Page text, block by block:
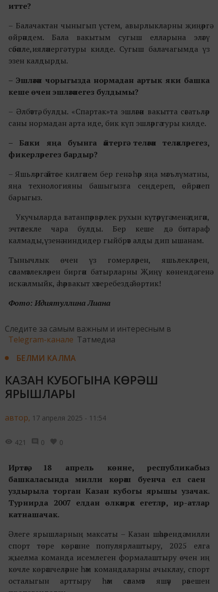
итте?
– Балачактан чыныгып үстем, авырлыкларны җиңәргә
өйрәндем. Бала вакытым сугыш елларына эләгү
сәбәпле,ияләнергә туры килде. Сугыш балачагымда үз
эзен калдырды.
– Эшләгән чорыгызда нормадан артык яки башка
кеше өчен эшләгәнегез булдымы?
– Әлбәттә, булды. «Спартак»та эшләгән вакытта сәгатьләр
саны нормадан арта иде, бик күп эшләргә туры килде.
– Бәлки яңа буынга әйтергә теләгән теләкләрегез,
фикерләрегез бардыр?
– Яшьләргә әйтәсе килгәнем бер генә: һәр яңа мәгълүматны,
яңа технологияны башыгызга сеңдереп, өйрәнеп
барыгыз.
Укучыларда ватанпәрвәрлек рухын күтәрүгә менә дигән,
эчтәлекле чара булды. Бер кеше дә битараф
калмады,үзенә ниндидер гыйбрәт алды дип ышанам.
Тынычлык өчен үз гомерләрен, яшьлекләрен,
сәламәтлекләрен биргән батырларны Җиңү көнендә генә
искә алмыйк, ә һәрвакыт хәтеребездә йөртик!
Фото: Идиятуллина Лиана
Следите за самым важным и интересным в
Telegram-канале Татмедиа
БЕЛМИ КАЛМА
КАЗАН КУБОГЫНА КӨРӘШ
ЯРЫШЛАРЫ
автор, 17 апреля 2025 - 11:54
421 0 0
Иртәгә, 18 апрель көнне,республикабыз
башкаласында милли көрәш буенча ел саен
уздырыла торган Казан кубогы ярышы узачак.
Турнирда 2007 елдан өлкәнрәкегетләр, ир-атлар
катнашачак.
Әлеге ярышларның максаты – Казан шәһәрендә милли
спорт төре көрәшне популярлаштыру, 2025 елга
җыелма команда исемлеген формалаштыру өчен иң
көчле көрәшчеләрне һәм командаларны ачыклау, спорт
осталыгын арттыру һәм сәламәт яшәү рәвешен